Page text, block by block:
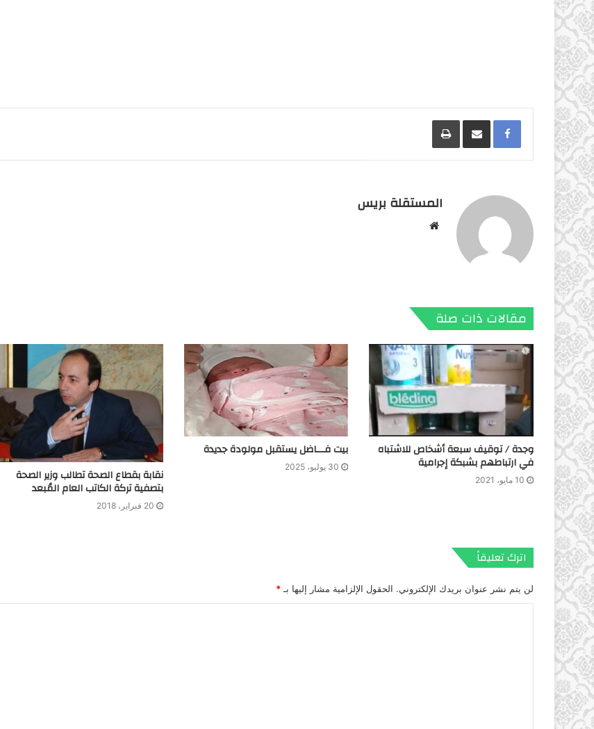
Facebookمشاركة عبر البريد طباعة
المستقلة بريس
مقالات ذات صلة
وجدة / توقيف سبعة أشخاص للاشتباه
في ارتباطهم بشبكة إجرامية
10 مايو، 2021
بيت فـــاضل يستقبل مولودة جديدة
30 يوليو، 2025 نقابة بقطاع الصحة تطالب وزير الصحة
بتصفية تركة الكاتب العام المُبعد
20 فبراير، 2018
اترك تعليقاً
لن يتم نشر عنوان بريدك الإلكتروني. الحقول الإلزامية مشار إليها بـ *